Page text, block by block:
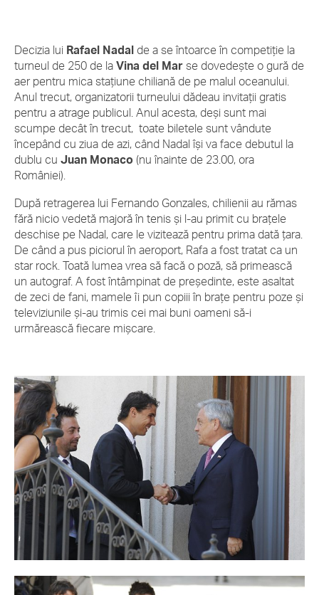
Decizia lui Rafael Nadal de a se întoarce în competiţie la
turneul de 250 de la Vina del Mar se dovedeşte o gură de
aer pentru mica staţiune chiliană de pe malul oceanului.
Anul trecut, organizatorii turneului dădeau invitaţii gratis
pentru a atrage publicul. Anul acesta, deşi sunt mai
scumpe decât în trecut, toate biletele sunt vândute
începând cu ziua de azi, când Nadal îşi va face debutul la
dublu cu Juan Monaco (nu înainte de 23.00, ora
României).
După retragerea lui Fernando Gonzales, chilienii au rămas
fără nicio vedetă majoră în tenis şi l-au primit cu braţele
deschise pe Nadal, care le vizitează pentru prima dată ţara.
De când a pus piciorul în aeroport, Rafa a fost tratat ca un
star rock. Toată lumea vrea să facă o poză, să primească
un autograf. A fost întâmpinat de preşedinte, este asaltat
de zeci de fani, mamele îi pun copiii în braţe pentru poze şi
televiziunile şi-au trimis cei mai buni oameni să-i
urmărească fiecare mişcare.